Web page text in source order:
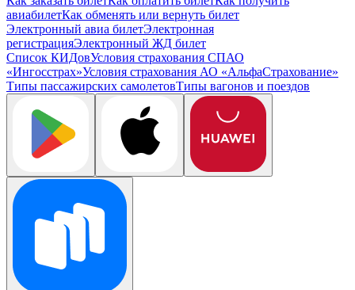
авиабилетКак обменять или вернуть билет
Электронный авиа билетЭлектронная
регистрацияЭлектронный ЖД билет
Список КИДовУсловия страхования СПАО
«Ингосстрах»Условия страхования АО «АльфаСтрахование»
Типы пассажирских самолетовТипы вагонов и поездов